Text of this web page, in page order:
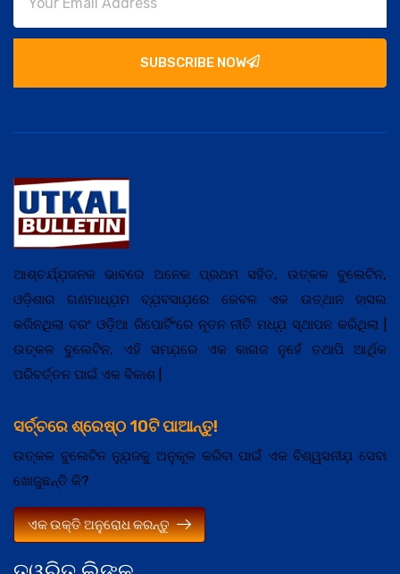
SUBSCRIBE NOW
ଆଶ୍ଚର୍ଯ୍ଯ଼ଜନକ ଭାବରେ ଅନେକ ପ୍ରଥମ ସହିତ, ଉତ୍କଳ ବୁଲେଟିନ,
ଓଡ଼ିଶାର ଗଣମାଧ୍ଯ଼ମ ବ୍ଯ଼ବସାଯ଼ରେ କେବଳ ଏକ ଉତ୍ଥାନ ହାସଲ
କରିନଥିଲା ବରଂ ଓଡ଼ିଆ ରିପୋର୍ଟିଂରେ ନୂତନ ନୀତି ମଧ୍ଯ଼ ସ୍ଥାପନ କରିଥିଲା |
ଉତ୍କଳ ବୁଲେଟିନ, ଏହି ସମଯ଼ରେ ଏକ କାଗଜ ନୁହେଁ ତଥାପି ଆର୍ଥିକ
ପରିବର୍ତ୍ତନ ପାଇଁ ଏକ ବିକାଶ |
ସର୍ଚ୍ଚରେ ଶ୍ରେଷ୍ଠ 10ଟି ପାଆନ୍ତୁ!
ଉତ୍କଳ ବୁଲେଟିନ ନ୍ଯ଼ୁଜକୁ ଅନୁକୂଳ କରିବା ପାଇଁ ଏକ ବିଶ୍ୱସନୀଯ଼ ସେବା
ଖୋଜୁଛନ୍ତି କି?
ଏକ ଉକ୍ତି ଅନୁରୋଧ କରନ୍ତୁ